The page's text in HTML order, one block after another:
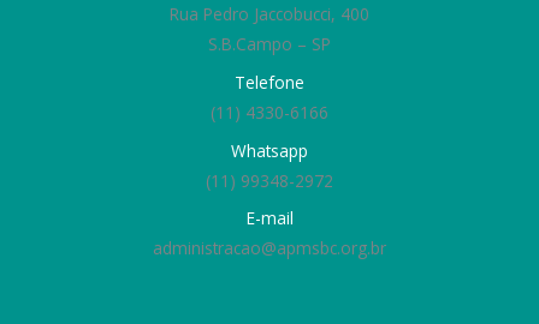
Rua Pedro Jaccobucci, 400
S.B.Campo – SP
Telefone
(11) 4330-6166
Whatsapp
(11) 99348-2972
E-mail
administracao@apmsbc.org.br